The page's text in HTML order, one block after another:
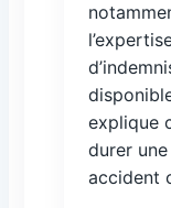
explique
durer
accident